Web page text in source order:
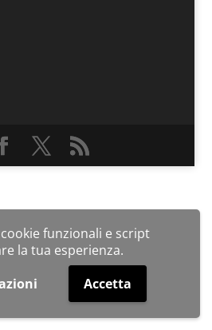
funzionali e script
la tua esperienza.
Accetta